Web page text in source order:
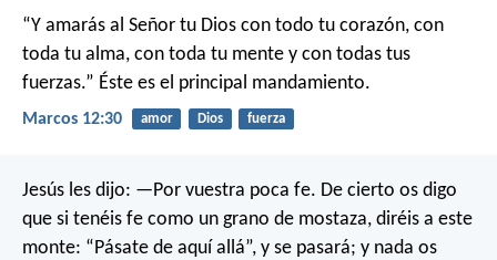
“Y amarás al Señor tu Dios con todo tu corazón, con
toda tu alma, con toda tu mente y con todas tus
fuerzas.” Éste es el principal mandamiento.
Marcos 12:30 amor Dios fuerza
Jesús les dijo: —Por vuestra poca fe. De cierto os digo
que si tenéis fe como un grano de mostaza, diréis a este
monte: “Pásate de aquí allá”, y se pasará; y nada os